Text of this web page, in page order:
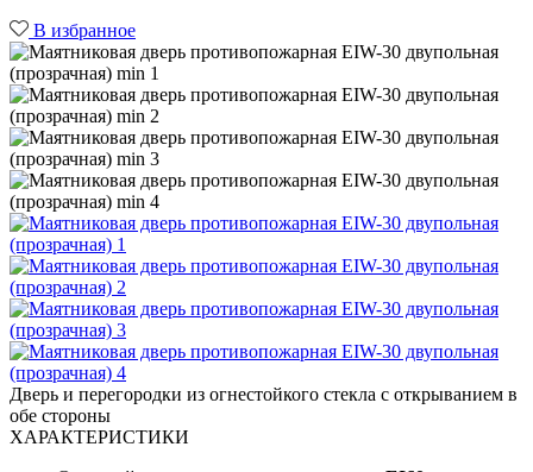
В избранное
Дверь и перегородки из огнестойкого стекла с открыванием в
обе стороны
ХАРАКТЕРИСТИКИ